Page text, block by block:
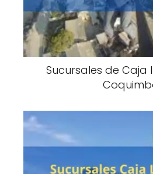
Sucursales de Caja